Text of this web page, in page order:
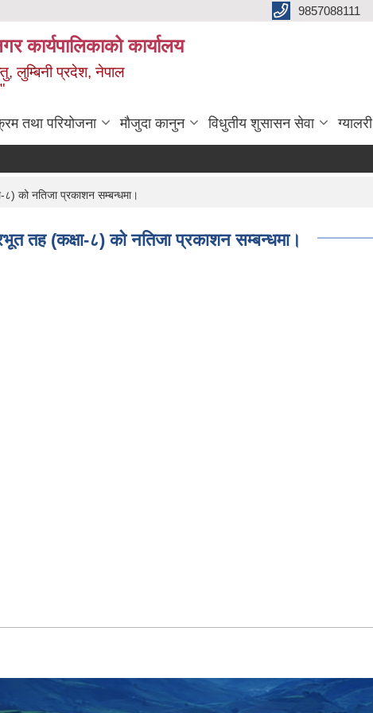
9857088111
कार्यपालिकाको कार्यालय
लुम्बिनी प्रदेश, नेपाल
तथा परियोजना मौजुदा कानुन विधुतीय शुसासन सेवा ग्यालरी
८) को नतिजा प्रकाशन सम्बन्धमा।
तह (कक्षा-८) को नतिजा प्रकाशन सम्बन्धमा।